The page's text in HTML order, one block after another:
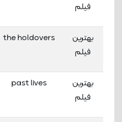
فیلم
بهترین
فیلم
the holdovers
بهترین
فیلم
past lives